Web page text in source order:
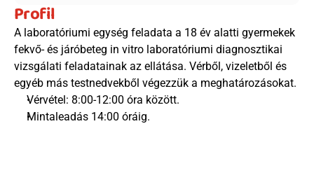
Profil
A laboratóriumi egység feladata a 18 év alatti gyermekek
fekvő- és járóbeteg in vitro laboratóriumi diagnosztikai
vizsgálati feladatainak az ellátása. Vérből, vizeletből és
egyéb más testnedvekből végezzük a meghatározásokat.
Vérvétel: 8:00-12:00 óra között.
Mintaleadás 14:00 óráig.